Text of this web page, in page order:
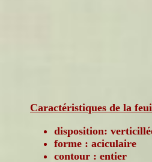
Caractéristiques de la
disposition:
forme : aciculaire
contour : entier